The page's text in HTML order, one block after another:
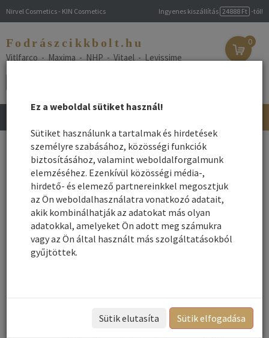
Nirvel Cosmetics - KIN Cosmetics Ingyenes kiszállítás 24888 Ft -tól!
Fodrászcikkbolt.hu
Vitlfarco - Maxima - NHP - Vitael - Levissime
0
navigation
Főoldal/Webshop/Drogéria / Kéz és lábápolás
Kéz és lábápolás
Név szerint
Rendezés:
Összes gyártó
Rendezés - Gyártók - szerint:
gyerekeknek OR07088
Ez a weboldal sütiket használ!
Sütiket használunk a tartalmak és hirdetések
személyre szabásához, közösségi funkciók
biztosításához, valamint weboldalforgalmunk
elemzéséhez. Ezenkívül közösségi média-,
hirdető- és elemező partnereinkkel megosztjuk
az Ön weboldalhasználatra vonatkozó adatait,
akik kombinálhatják az adatokat más olyan
adatokkal, amelyeket Ön adott meg számukra
vagy az Ön által használt más szolgáltatásokból
gyűjtöttek.
Sütik elutasíta Sütik elfogadása